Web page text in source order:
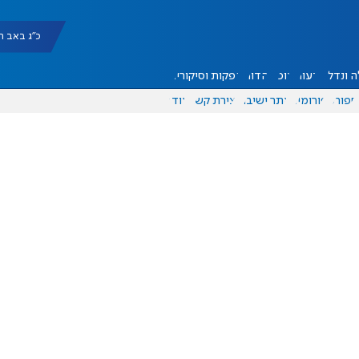
כ"ג באב תשפ"ו
ונדל"ן דעות אוכל יהדות הפקות וסיקורים
ספורט פורומים אתר ישיבה יצירת קשר עוד